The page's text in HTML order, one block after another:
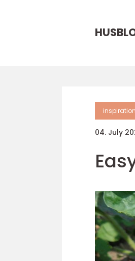
inspiration
04. July